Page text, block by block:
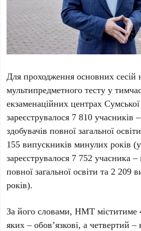
Для проходження основних сесій
мультипредметного тесту у
екзаменаційних центрах Сумської
зареєструвалося 7 810 учасників
здобувачів повної загальної
155 випускників минулих років
зареєструвалося 7 752 учасника –
повної загальної освіти та 2
років).
За його словами, НМТ міститиме
яких – обов’язкові, а четвертий